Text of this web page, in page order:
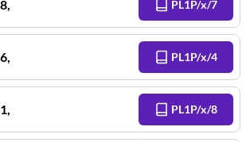
, PL1P/x/7
, PL1P/x/4
, PL1P/x/8